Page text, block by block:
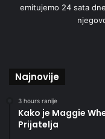
emitujemo 24 sata
Najnovije
3 hours ranije
Kako je Maggie
Prijatelja